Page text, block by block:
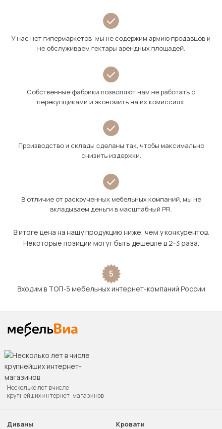
У нас нет гипермаркетов: мы не содержим армию продавцов и
не обслуживаем гектары арендных площадей.
Собственные фабрики позволяют нам не работать с
перекупщиками и экономить на их комиссиях.
Производство и склады сделаны так, чтобы максимально
снизить издержки.
В отличие от раскрученных мебельных компаний, мы не
вкладываем деньги в масштабный PR.
В итоге цена на нашу продукцию ниже, чем у конкурентов.
Некоторые позиции могут быть дешевле в 2-3 раза.
5
Входим в ТОП-5 мебельных интернет-компаний России
Несколько лет в числе
крупнейших интернет-магазинов
Диваны
Кровати